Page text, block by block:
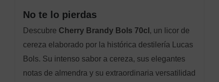
No te lo pierdas
Descubre Cherry Brandy Bols 70cl , un licor de
cereza elaborado por la histórica destilería Lucas
Bols. Su intenso sabor a cereza, sus elegantes
notas de almendra y su extraordinaria versatilidad